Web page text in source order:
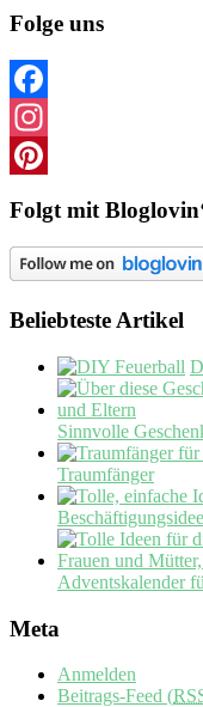
Folge uns
Facebook
Instagram
Folgt mit
Beliebteste Artikel
Sinnvolle
Traumfänger
Adventskalender
Meta
Anmelden
Beitrags-Feed (